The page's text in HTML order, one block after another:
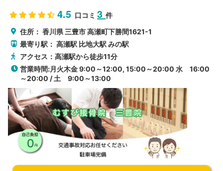
4.5 口コミ3件
住所：香川県 三豊市高瀬町下勝間1621-1
最寄り駅：高瀬駅 比地大駅 みの駅
アクセス：高瀬駅から徒歩11分
営業時間:月火木金 9:00～12:00, 15:00～20:00 水 16:00
～20:00 / 土 9:00～13:00